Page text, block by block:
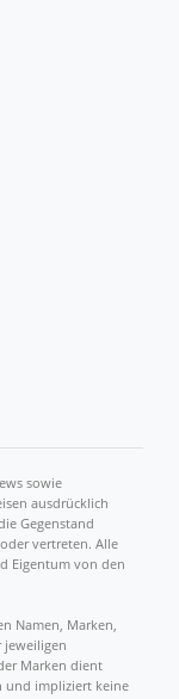
sowie
ausdrücklich
Gegenstand
vertreten. Alle
Eigentum von den
Namen, Marken,
jeweiligen
Marken dient
und impliziert keine